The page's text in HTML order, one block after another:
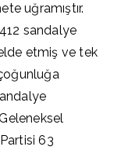
uğramıştır.
sandalye
etmiş ve tek
63